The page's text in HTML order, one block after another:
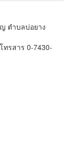
ตำบลบ่อยาง
ทรสาร 0-7430-